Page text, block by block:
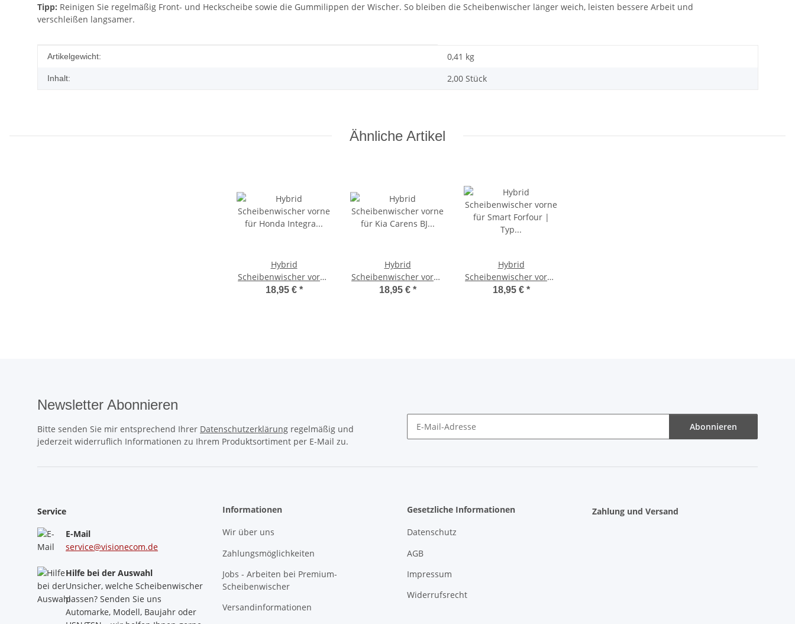
Tipp: Reinigen Sie regelmäßig Front- und Heckscheibe sowie die Gummilippen der Wischer. So bleiben die Scheibenwischer länger weich, leisten bessere Arbeit und
verschleißen langsamer.
Produkteigenschaft
Wert
Artikelgewicht: 0,41 kg
Inhalt: 2,00 Stück
Ähnliche Artikel
Hybrid
Scheibenwischer vorne
für Honda Integra
18,95 € *
Hybrid
Scheibenwischer vorne
für Kia Carens BJ 1999-
18,95 € *
Hybrid
Scheibenwischer vorne
für Smart Forfour | Typ
18,95 € *
Newsletter Abonnieren
Bitte senden Sie mir entsprechend Ihrer Datenschutzerklärung regelmäßig und
jederzeit widerruflich Informationen zu Ihrem Produktsortiment per E-Mail zu.
Abonnieren
Service
E-Mail
service@visionecom.de
Hilfe bei der Auswahl
Unsicher, welche Scheibenwischer
passen? Senden Sie uns
Automarke, Modell, Baujahr oder
Informationen
Wir über uns
Zahlungsmöglichkeiten
Jobs - Arbeiten bei Premium-
Scheibenwischer
Versandinformationen
Gesetzliche Informationen
Datenschutz
AGB
Impressum
Widerrufsrecht
Zahlung und Versand